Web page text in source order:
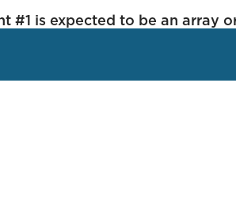
#1 is expected to be an array